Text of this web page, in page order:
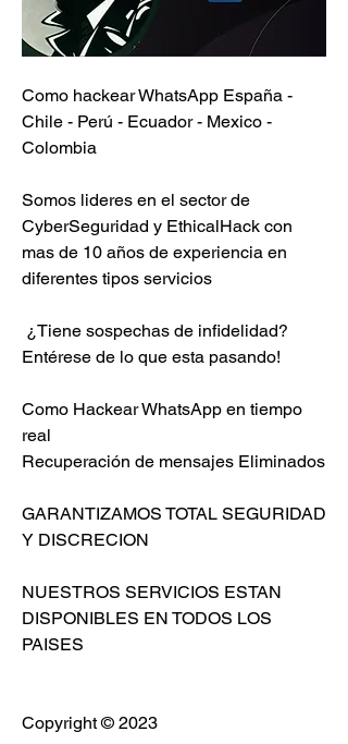
Como hackear WhatsApp España -
Chile - Perú - Ecuador - Mexico -
Colombia
Somos lideres en el sector de
CyberSeguridad y EthicalHack con
mas de 10 años de experiencia en
diferentes tipos servicios
Como Hackear WhatsApp en tiempo
real
GARANTIZAMOS TOTAL SEGURIDAD
Y DISCRECION
NUESTROS SERVICIOS ESTAN
DISPONIBLES EN TODOS LOS
PAISES
Copyright © 2023